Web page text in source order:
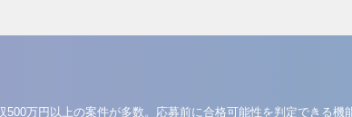
万円以上の案件が多数。応募前に合格可能性を判定できる機